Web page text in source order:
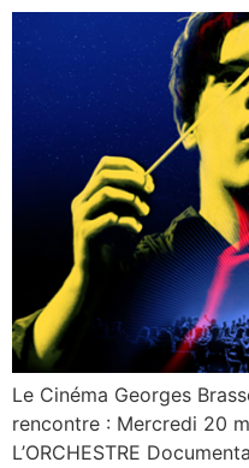
Le Cinéma Georges
rencontre : Mercredi 20
L’ORCHESTRE